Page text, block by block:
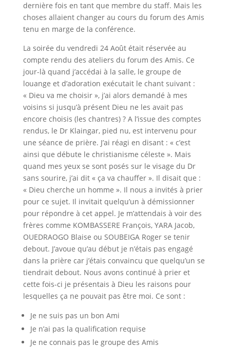
dernière fois en tant que membre du staff. Mais les
choses allaient changer au cours du forum des Amis
tenu en marge de la conférence.
La soirée du vendredi 24 Août était réservée au
compte rendu des ateliers du forum des Amis. Ce
jour-là quand j’accédai à la salle, le groupe de
louange et d’adoration exécutait le chant suivant :
« Dieu va me choisir », j’ai alors demandé à mes
voisins si jusqu’à présent Dieu ne les avait pas
encore choisis (les chantres) ? A l’issue des comptes
rendus, le Dr Klaingar, pied nu, est intervenu pour
une séance de prière. J’ai réagi en disant : « c’est
ainsi que débute le christianisme céleste ». Mais
quand mes yeux se sont posés sur le visage du Dr
sans sourire, j’ai dit « ça va chauffer ». Il disait que :
« Dieu cherche un homme ». Il nous a invités à prier
pour ce sujet. Il invitait quelqu’un à démissionner
pour répondre à cet appel. Je m’attendais à voir des
frères comme KOMBASSERE François, YARA Jacob,
OUEDRAOGO Blaise ou SOUBEIGA Roger se tenir
debout. J’avoue qu’au début je n’étais pas engagé
dans la prière car j’étais convaincu que quelqu’un se
tiendrait debout. Nous avons continué à prier et
cette fois-ci je présentais à Dieu les raisons pour
lesquelles ça ne pouvait pas être moi. Ce sont :
Je ne suis pas un bon Ami
Je n’ai pas la qualification requise
Je ne connais pas le groupe des Amis